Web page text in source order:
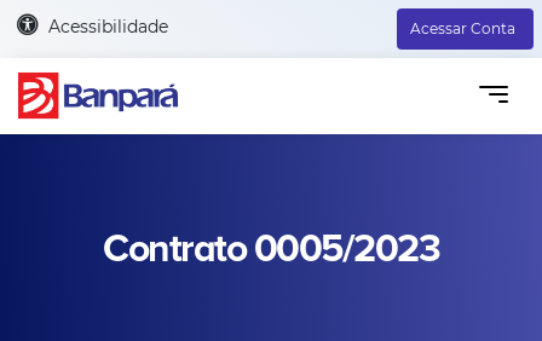
Acessibilidade Acessar Conta
Contrato 0005/2023